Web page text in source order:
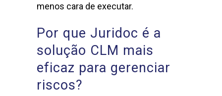
menos cara de executar.
Por que Juridoc é a
solução CLM mais
eficaz para gerenciar
riscos?